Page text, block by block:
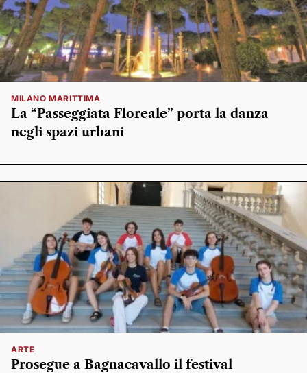
MILANO MARITTIMA
La “Passeggiata Floreale” porta la danza
negli spazi urbani
ARTE
Prosegue a Bagnacavallo il festival